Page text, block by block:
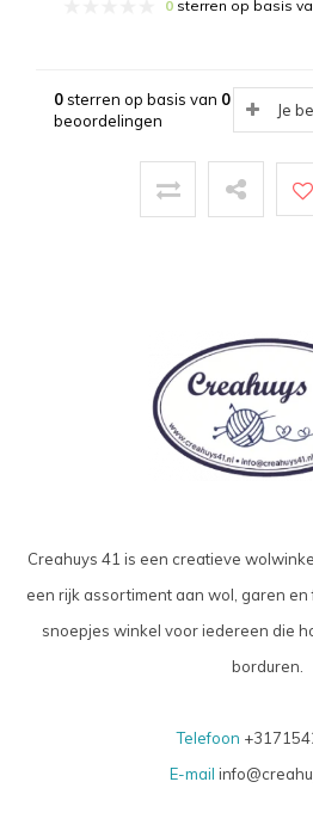
0 sterren op basis
0sterren op basis van 0
beoordelingen
Je
Creahuys 41 is een creatieve
een rijk assortiment aan wol, garen
snoepjes winkel voor iedereen die
borduren.
Telefoon
E-mail